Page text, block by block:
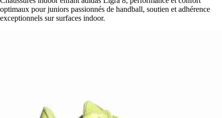
optimaux pour juniors passionnés de handball, soutien et adhérence
exceptionnels sur surfaces indoor.